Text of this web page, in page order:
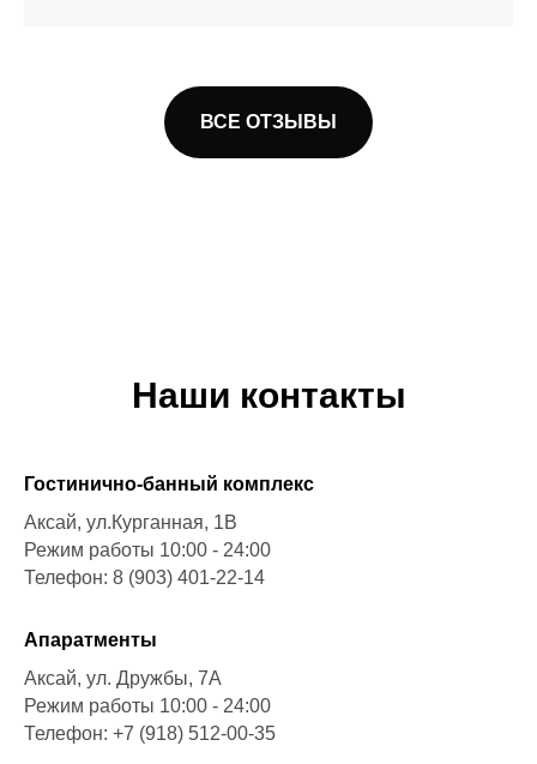
ВСЕ ОТЗЫВЫ
Наши контакты
Гостинично-банный комплекс
Аксай, ул.Курганная, 1В
Режим работы 10:00 - 24:00
Телефон: 8 (903) 401-22-14
Апаратменты
Аксай, ул. Дружбы, 7А
Режим работы 10:00 - 24:00
Телефон: +7 (918) 512-00-35